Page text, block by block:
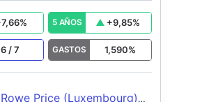
7,66% 5 AÑOS +9,85%
6 /7 GASTOS 1,590%
Price (Luxembourg)